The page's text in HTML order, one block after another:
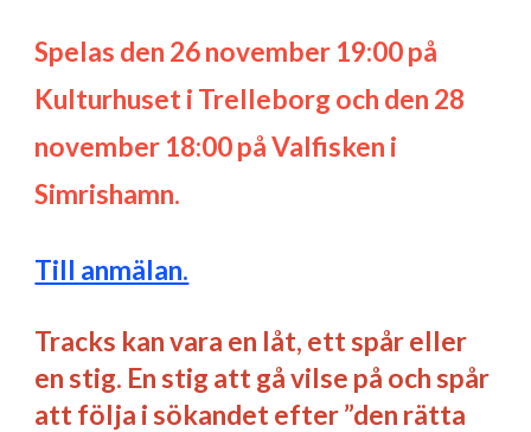
Spelas den 26 november 19:00 på
Kulturhuset i Trelleborg och den 28
november 18:00påValfisken i
Simrishamn.
Till anmälan.
Tracks kan vara en låt, ett spår eller
en stig. En stig att gå vilse på och spår
att följa i sökandet efter ”den rätta